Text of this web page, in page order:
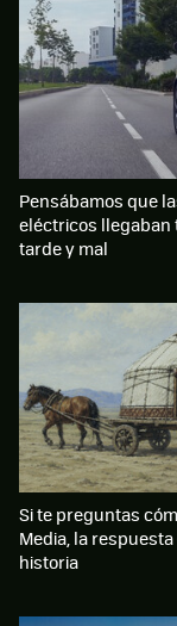
Pensábamos que
eléctricos llegaban
tarde y mal
Si te preguntas
Media, la
historia